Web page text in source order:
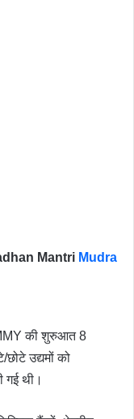
Mantri Mudra
की शुरुआत 8
उद्यमों को
थी।